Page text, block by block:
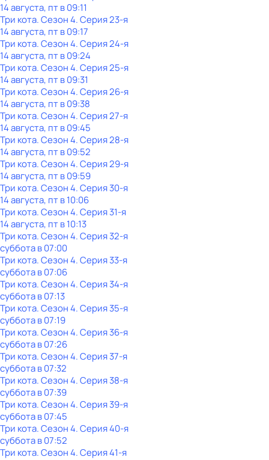
14 августа, пт в 09:11
Три кота. Сезон 4. Серия 23-я
14 августа, пт в 09:17
Три кота. Сезон 4. Серия 24-я
14 августа, пт в 09:24
Три кота. Сезон 4. Серия 25-я
14 августа, пт в 09:31
Три кота. Сезон 4. Серия 26-я
14 августа, пт в 09:38
Три кота. Сезон 4. Серия 27-я
14 августа, пт в 09:45
Три кота. Сезон 4. Серия 28-я
14 августа, пт в 09:52
Три кота. Сезон 4. Серия 29-я
14 августа, пт в 09:59
Три кота. Сезон 4. Серия 30-я
14 августа, пт в 10:06
Три кота. Сезон 4. Серия 31-я
14 августа, пт в 10:13
Три кота. Сезон 4. Серия 32-я
субботав07:00
Три кота. Сезон 4. Серия 33-я
субботав07:06
Три кота. Сезон 4. Серия 34-я
субботав07:13
Три кота. Сезон 4. Серия 35-я
субботав07:19
Три кота. Сезон 4. Серия 36-я
субботав07:26
Три кота. Сезон 4. Серия 37-я
субботав07:32
Три кота. Сезон 4. Серия 38-я
субботав07:39
Три кота. Сезон 4. Серия 39-я
субботав07:45
Три кота. Сезон 4. Серия 40-я
субботав07:52
Три кота. Сезон 4. Серия 41-я